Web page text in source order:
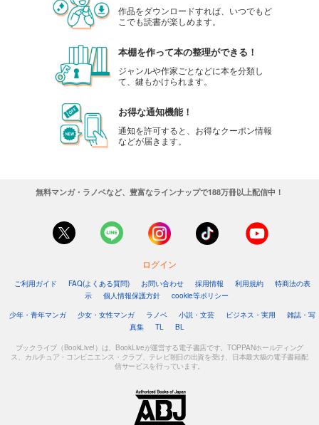
作品をダウンロードすれば、いつでもど
こでも読書が楽しめます。
本棚を作って本の整理ができる！
ジャンルや作家ごとなどに本を分類し
て、鍵もかけられます。
お得な通知機能！
通知を許可すると、お得なクーポン情報
などが届きます。
無料マンガ・ラノベなど、豊富なラインナップで188万冊以上配信中！
ログイン
ご利用ガイド FAQ(よくある質問) お問い合わせ 採用情報 利用規約
特商法の表
示
個人情報保護方針
cookie等ポリシー
少年・青年マンガ
少女・女性マンガ ラノベ 小説・文芸 ビジネス・実用
雑誌・写
真集
TL BL
ブックライブ（BookLive!）は、BookLiveが運営する電子書店です。TOPPANホールディング
ス、カルチュア・コンビニエンス・クラブ、テレビ朝日の出資を受け、日本最大級の電子書籍配
信サービスを行っています。